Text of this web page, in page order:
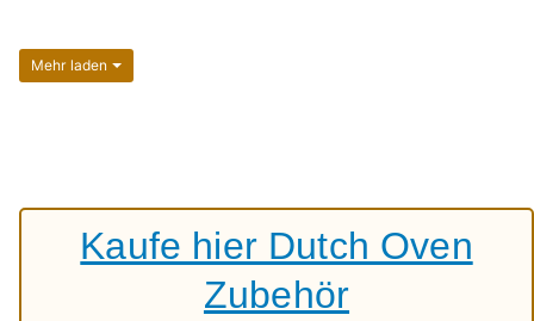
Mehr laden
Kaufe hier Dutch Oven
Zubehör